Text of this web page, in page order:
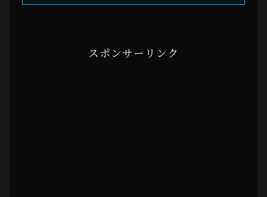
スポンサーリンク